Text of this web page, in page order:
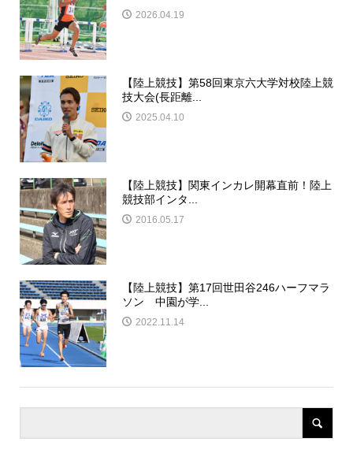
2026.04.19
【陸上競技】第58回東京六大学対校陸上競
技大会(長距離...
2025.04.10
【陸上競技】関東インカレ開幕直前！陸上
競技部インタ...
2016.05.17
【陸上競技】第17回世田谷246ハーフマラ
ソン 中園が学...
2022.11.14